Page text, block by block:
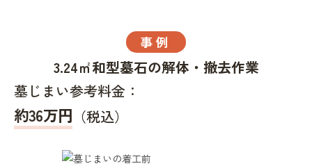
事例
3.24㎡和型墓石の解体・撤去作業
墓じまい参考料金：
約36万円 （税込）